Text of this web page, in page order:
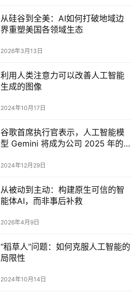
从硅谷到全美：AI如何打破地域边
界重塑美国各领域生态
2026年3月13日
利用人类注意力可以改善人工智能
生成的图像
2024年10月17日
谷歌首席执行官表示，人工智能模
型 Gemini 将成为公司 2025 年的
2024年12月29日
从被动到主动：构建原生可信的智
能体AI，而非事后补救
2026年4月9日
“稻草人”问题：如何克服人工智能的
局限性
2024年10月14日